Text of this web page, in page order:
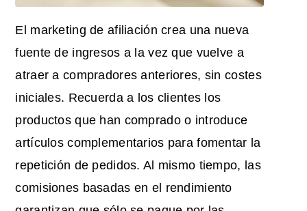
El marketing de afiliación crea una nueva
fuente de ingresos a la vez que vuelve a
atraer a compradores anteriores, sin costes
iniciales. Recuerda a los clientes los
productos que han comprado o introduce
artículos complementarios para fomentar la
repetición de pedidos. Al mismo tiempo, las
comisiones basadas en el rendimiento